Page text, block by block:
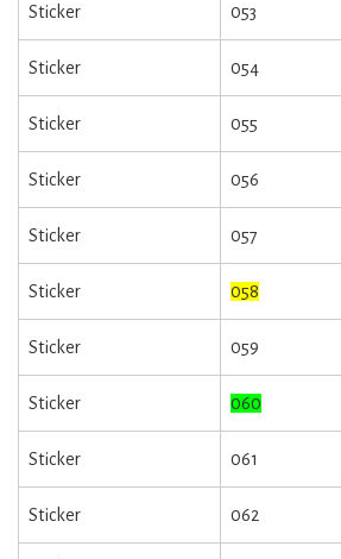
Sticker 053
Sticker 054
Sticker 055
Sticker 056
Sticker 057
Sticker 058
Sticker 059
Sticker 060
Sticker 061
Sticker 062